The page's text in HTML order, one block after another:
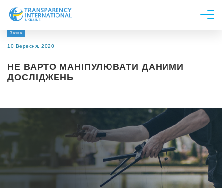
Про нас
Дослідження
Долучитися
Заява
10 Вересня, 2020
НЕ ВАРТО МАНІПУЛЮВАТИ ДАНИМИ
ДОСЛІДЖЕНЬ